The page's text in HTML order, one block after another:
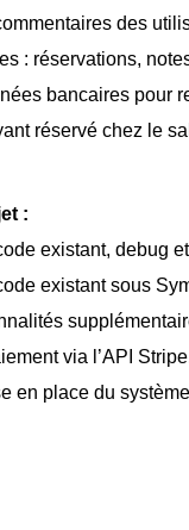
des
: réservations,
bancaires pour
réservé chez le
:
existant, debug
existant sous
via l’API
en place du